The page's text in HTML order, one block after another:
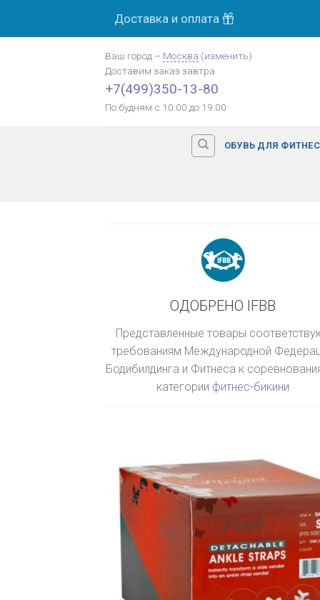
Доставка и оплата
Ваш город – Москва (изменить)
Доставим заказ завтра
+7(499)350-13-80
По будням с 10:00 до 19:00
ОБУВЬ ДЛЯ
ОДОБРЕНО IFBB
Представленные товары
требованиям Международной
Бодибилдинга и Фитнеса к
категории фитнес-бикини
Оплата картой банка